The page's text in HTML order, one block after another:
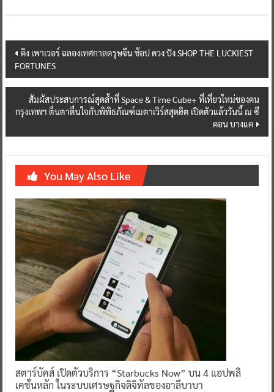
Post
navigation
คิง เพาเวอร์ ฉลองเทศกาลตรุษจีน ช้อป ดวง ปัง SHOP THE LUCKIEST
FORTUNES
สัมผัสประสบการณ์สุดล้ำที่ Space & Time Cube+ ที่เที่ยวใหม่ของคน
กรุงเทพฯ ตื่นตาตื่นใจกับพิพิธภัณฑ์เมตาเวิร์สสุดฮิต เปิดตัวแล้ววันนี้ ณ ซี
คอน บางแค
You May Also Like
สตาร์บัคส์ เปิดตัวบริการ “Starbucks Now” บน 4 แอปพลิ
เคชั่นหลัก ในระบบเศรษฐกิจดิจิทัลของอาลีบาบา